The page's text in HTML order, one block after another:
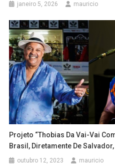
janeiro 5, 2026 mauricio
Projeto “Thobias Da Vai-Vai
Brasil, Diretamente De
outubro 12, 2023 mauricio